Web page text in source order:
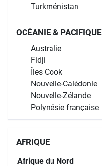
Turkménistan
OCÉANIE & PACIFIQUE
Australie
Fidji
Îles Cook
Nouvelle-Calédonie
Nouvelle-Zélande
Polynésie française
AFRIQUE
Afrique du Nord